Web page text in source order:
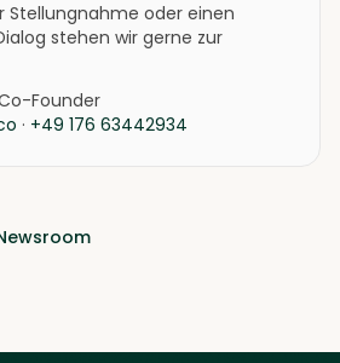
Stellungnahme oder einen
stehen wir gerne zur
Founder
· +49 176 63442934